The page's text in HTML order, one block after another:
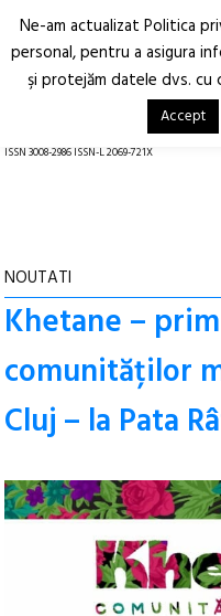
Arhitectură.
Oraș.
ISSN 3008-2986 ISSN-L 2069-721X
NOUTATI
Khetane –
comunităților
Cluj – la Pata
Ne-am actualizat Politica
personal, pentru a asigura
şi protejăm datele dvs. cu
Accept